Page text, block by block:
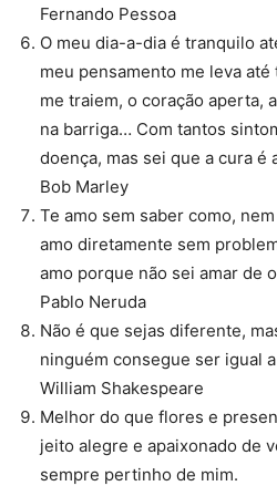
Fernando Pessoa
O meu dia-a-dia é tranquilo
meu pensamento me leva
me traiem, o coração aperta,
na barriga… Com tantos
doença, mas sei que a cura é
Bob Marley
Te amo sem saber como,
amo diretamente sem
amo porque não sei amar de
Pablo Neruda
Não é que sejas diferente,
ninguém consegue ser igual
William Shakespeare
Melhor do que flores e
jeito alegre e apaixonado de
sempre pertinho de mim.